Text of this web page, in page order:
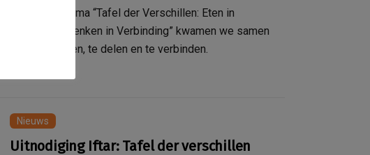
Onder het thema “Tafel der Verschillen: Eten in
Diversiteit, Denken in Verbinding” kwamen we samen
om te luisteren, te delen en te verbinden.
Nieuws
Uitnodiging Iftar: Tafel der verschillen